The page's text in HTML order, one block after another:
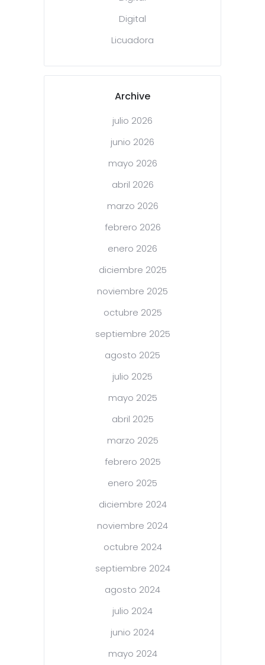
Digital
Licuadora
Archive
julio 2026
junio 2026
mayo 2026
abril 2026
marzo 2026
febrero 2026
enero 2026
diciembre 2025
noviembre 2025
octubre 2025
septiembre 2025
agosto 2025
julio 2025
mayo 2025
abril 2025
marzo 2025
febrero 2025
enero 2025
diciembre 2024
noviembre 2024
octubre 2024
septiembre 2024
agosto 2024
julio 2024
junio 2024
mayo 2024